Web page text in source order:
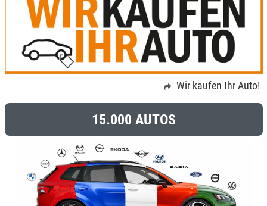
Wir kaufen Ihr Auto!
15.000 AUTOS